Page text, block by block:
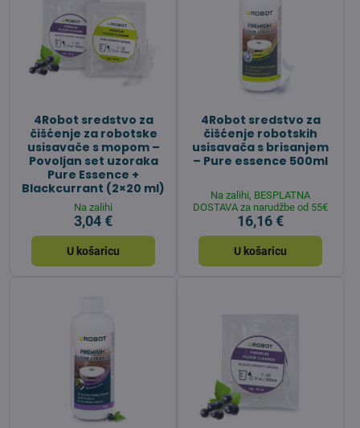
4Robot sredstvo za
čišćenje za robotske
usisavače s mopom –
Povoljan set uzoraka
Pure Essence +
Blackcurrant (2×20 ml)
Na zalihi
3,04 €
U košaricu
4Robot sredstvo za
čišćenje robotskih
usisavača s brisanjem
– Pure essence 500ml
Na zalihi, BESPLATNA
DOSTAVA za narudžbe od 55€
16,16 €
U košaricu